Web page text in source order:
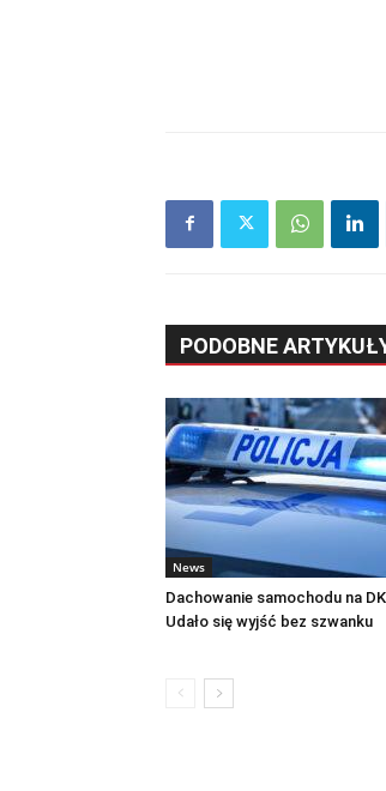
PODOBNE
News
Dachowanie samochodu na
Udało się wyjść bez szwanku